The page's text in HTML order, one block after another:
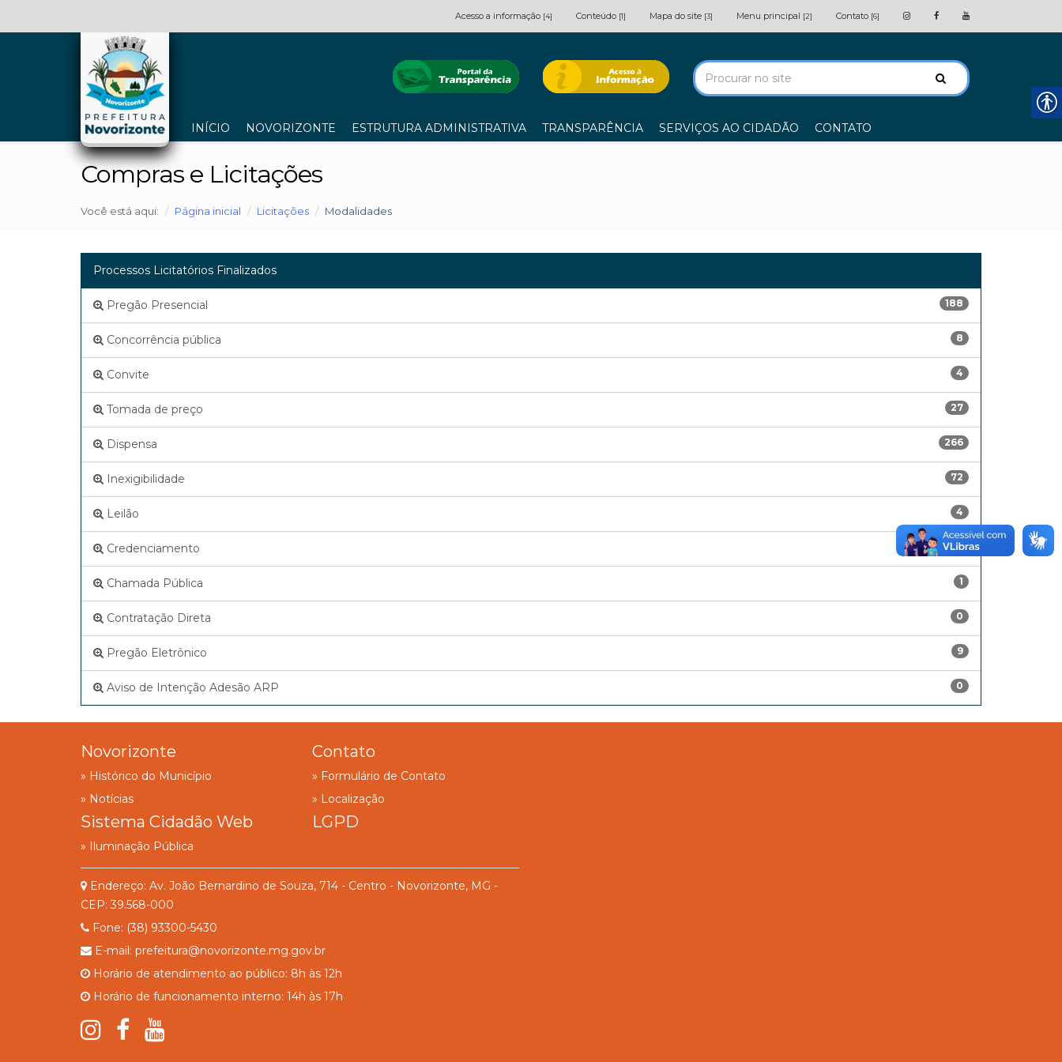
Acesso a informação [4] Conteúdo [1] Mapa do site [3] Menu principal [2] Contato [6]
INÍCIO NOVORIZONTE ESTRUTURA ADMINISTRATIVA TRANSPARÊNCIA SERVIÇOS AO CIDADÃO CONTATO
Compras e Licitações
Você está aqui: Página inicial Licitações Modalidades
Processos Licitatórios Finalizados
Pregão Presencial 188
Concorrência pública 8
Convite 4
Tomada de preço 27
Dispensa 266
Inexigibilidade 72
Leilão 4
Credenciamento 8
Chamada Pública 1
Contratação Direta 0
Pregão Eletrônico 9
Aviso de Intenção Adesão ARP 0
Novorizonte
» Histórico do Município
» Notícias
Contato
» Formulário de Contato
» Localização
Sistema Cidadão Web
» Iluminação Pública
LGPD
Endereço: Av. João Bernardino de Souza, 714 - Centro - Novorizonte, MG -
CEP: 39.568-000
Fone: (38) 93300-5430
E-mail: prefeitura@novorizonte.mg.gov.br
Horário de atendimento ao público: 8h às 12h
Horário de funcionamento interno: 14h às 17h